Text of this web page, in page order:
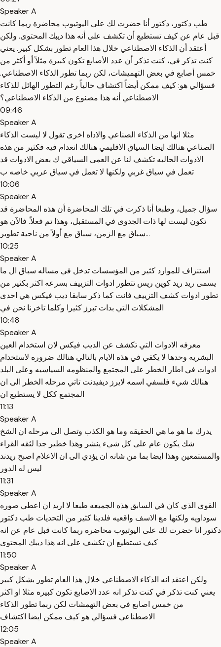
Speaker A
طب دكتور، دكتور أنا حضرت لك على اليوتيوب محاضرة ربما كانت
قبل عام عن كيف تستطيع أن تكشف على أنه هذا ديبك المحتوى. ولكن
أعتقد أن الذكاء الاصطناعي خلال هذا العام تطور بشكل كبير. يعني
كنت تذكر في، كنت تذكر أن عدد الأصابع تكون كبيرة مثلاً أو أكثر من
خمس أصابع في بعض التهميشات، لكن ربما تطور الذكاء الاصطناعي.
فسؤالي هو: كيف ممكن أيضاً اكتشاف حالياً رغم التطور الهائل للذكاء
الاصطناعي أنه هذا مصنوع من الذكاء الاصطناعي؟
09:46
Speaker A
مثلا انها من الذكاء الصناعي والاداه اخرى تقول لا ليست الذكاء
الصناعي هنالك ايضا السياق الاقليمي هنالك انعدام فيه فكثير من هذه
الادوات الحاليه تكشف لنا عن العمى السياقي ك بعض الادوات قد
تعمل في سياق غربي ولكنها لا تعمل في سياق عربي خاصه ب
10:06
Speaker A
سؤال جميل، وطبعا أنا ذكرت في تلك المحاضرة أن هذه المحاضرة قد
تكون ليست لها ذات الجدوى في المستقبل، وهذا تم فعلاً. فالآن هو
سباق مع الزمن، سباق مع أولاً من ناحية تطوير...
10:25
Speaker A
استنزاف للموارد كثير من المؤسسات تدخل في مساله سباق ال ما
يسمى ريد ريد كوين ريس تتطور ادوات التزييف بسرعه اكثر بكثير من
تطور ادوات كشف التزييف فانت كما ذكر سابقا ديب فيكس هي احدى
المشكلات التي بدات تبرز كثيرا وكلما تاخرنا نحن في
10:48
Speaker A
معرفه الادوات التي تكشف عن الديب فيكس لان استخدام العين
البشريه وحدها لا يكفي في هذه الايام بالتالي هنالك ضروره لاستخدام
ادوات في اطار الخطر على المجتمع والمنظومه السياسيه وعلى البلد
هنالك شيء فلسفي اسمه لايرز ديفيدنت تاتي مرحله الخطر الى ان
المجتمع ككل لا يستطيع ان
11:13
Speaker A
يدرك ما هو ما هي الحقيقه وما هو الكذب وتصل الى مرحله ان الشخ
شك يكون عام على كل شيء ينشر وهذا خطير جدا لثقه القراء
والمستمعين وهذا ايضا بما من شانه ان يؤدي الى ان الاعلام اصبح ريدند
ليس له الدور
11:31
Speaker A
القوي الذي كان في السابق هذه الجميعه طبعا لا اريد ان اعطي صوره
سوداويه ولكنها مع الاسف واقعيه فلدينا كثير من التحديات طب دكتور
دكتور انا حضرت لك على اليوتيوب محاضره ربما كانت قبل عام عن انه
كيف تستطيع ان تكشف على انه هذا ديبك المحتوى
11:50
Speaker A
ولكن اعتقد انه الذكاء الاصطناعي خلال هذا العام تطور بشكل كبير
يعني كنت تذكر في كنت تذكر انه عدد الاصابع تكون كبيره مثلا او اكثر
من خمس اصابع في بعض التهمشات لكن ربما تطور الذكاء
الاصطناعي فسؤالي هو كيف ممكن ايضا اكتشاف
12:05
Speaker A